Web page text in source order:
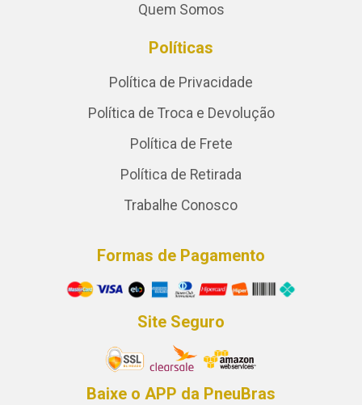
Quem Somos
Políticas
Política de Privacidade
Política de Troca e Devolução
Política de Frete
Política de Retirada
Trabalhe Conosco
Formas de Pagamento
Site Seguro
Baixe o APP da PneuBras